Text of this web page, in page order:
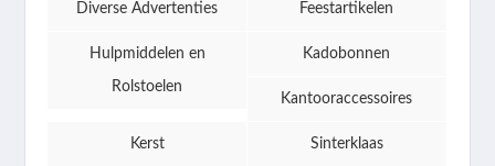
Diverse Advertenties Feestartikelen
Hulpmiddelen en
Rolstoelen
Kadobonnen
Kantooraccessoires
Kerst Sinterklaas